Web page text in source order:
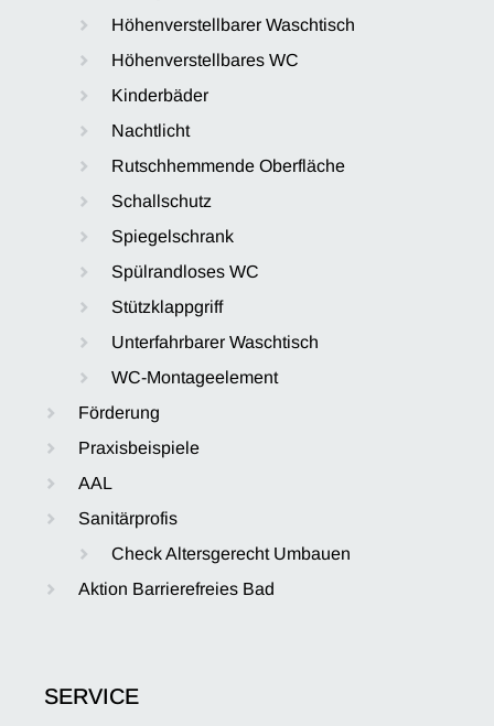
Höhenverstellbarer Waschtisch
Höhenverstellbares WC
Kinderbäder
Nachtlicht
Rutschhemmende Oberfläche
Schallschutz
Spiegelschrank
Spülrandloses WC
Stützklappgriff
Unterfahrbarer Waschtisch
WC-Montageelement
Förderung
Praxisbeispiele
AAL
Sanitärprofis
Check Altersgerecht Umbauen
Aktion Barrierefreies Bad
SERVICE